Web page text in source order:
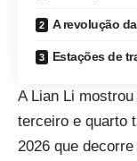
A revolução
Estações de
A Lian Li
terceiro e quarto
2026 que